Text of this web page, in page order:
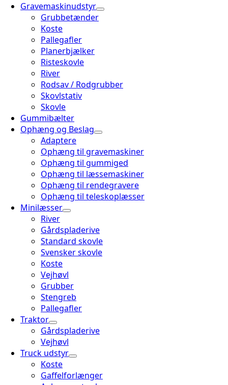
Gravemaskinudstyr
Grubbetænder
Koste
Pallegafler
Planerbjælker
Risteskovle
River
Rodsav / Rodgrubber
Skovlstativ
Skovle
Gummibælter
Ophæng og Beslag
Adaptere
Ophæng til gravemaskiner
Ophæng til gummiged
Ophæng til læssemaskiner
Ophæng til rendegravere
Ophæng til teleskoplæsser
Minilæsser
River
Gårdspladerive
Standard skovle
Svensker skovle
Koste
Vejhøvl
Grubber
Stengreb
Pallegafler
Traktor
Gårdspladerive
Vejhøvl
Truck udstyr
Koste
Gaffelforlænger